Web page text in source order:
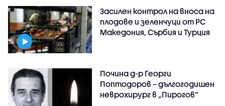
Засилен контрол на вноса на
плодове и зеленчуци от РС
Македония, Сърбия и Турция
Почина д-р Георги
Поптодоров – дългогодишен
неврохирург в „Пирогов“